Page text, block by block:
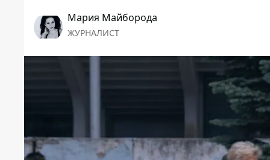
Мария Майборода
ЖУРНАЛИСТ